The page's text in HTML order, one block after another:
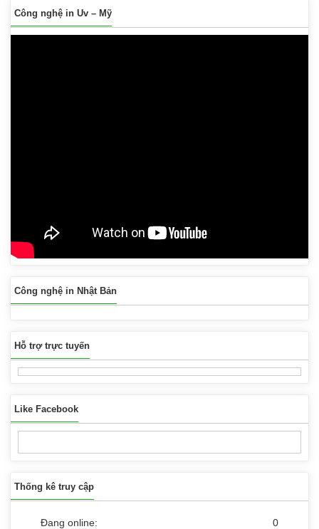
Công nghệ in Uv – Mỹ
Công nghệ in Nhật Bản
Hỗ trợ trực tuyến
Like Facebook
Thống kê truy cập
0
Đang online: